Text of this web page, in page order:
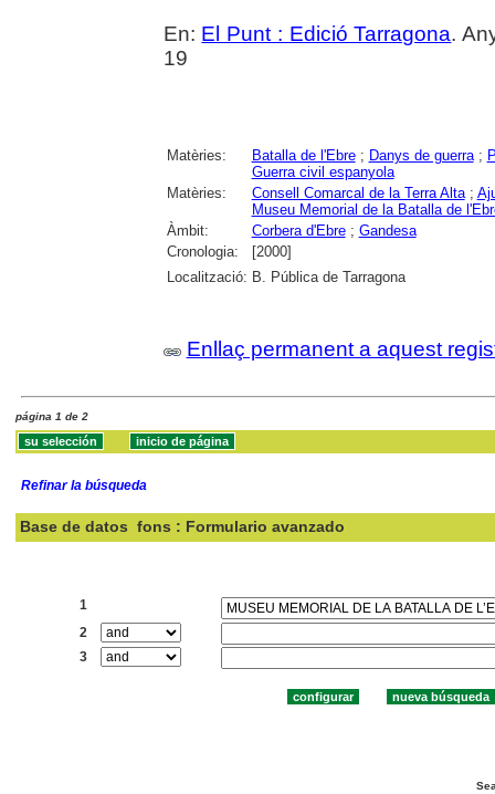
En: El Punt : Edició Tarragona.
19
Matèries: Batalla de l'Ebre; Danys de guerra;
Guerra civil espanyola
Matèries:
Consell Comarcal de la Terra Alta;
Museu Memorial de la Batalla de
Àmbit:
Corbera d'Ebre; Gandesa
Cronologia:
[2000]
Localització: B. Pública de Tarragona
Enllaç permanent a aquest
página 1 de 2
Refinar la búsqueda
Base de datos fons : Formulario avanzado
1
2
3